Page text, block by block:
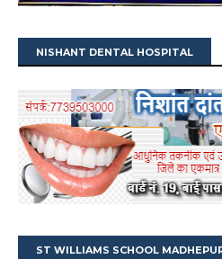
NISHANT DENTAL HOSPITAL
ST WILLIAMS SCHOOL